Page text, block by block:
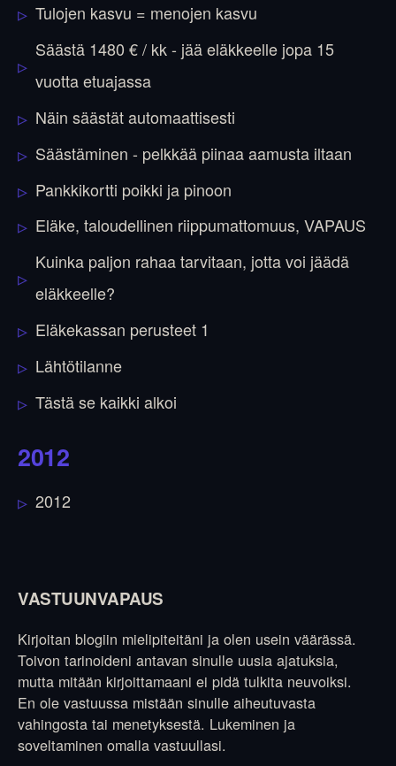
Tulojen kasvu = menojen kasvu
Säästä 1480 € / kk - jää eläkkeelle jopa 15
vuotta etuajassa
Näin säästät automaattisesti
Säästäminen - pelkkää piinaa aamusta iltaan
Pankkikortti poikki ja pinoon
Eläke, taloudellinen riippumattomuus, VAPAUS
Kuinka paljon rahaa tarvitaan, jotta voi jäädä
eläkkeelle?
Eläkekassan perusteet 1
Lähtötilanne
Tästä se kaikki alkoi
2012
2012
VASTUUNVAPAUS
Kirjoitan blogiin mielipiteitäni ja olen usein väärässä.
Toivon tarinoideni antavan sinulle uusia ajatuksia,
mutta mitään kirjoittamaani ei pidä tulkita neuvoiksi.
En ole vastuussa mistään sinulle aiheutuvasta
vahingosta tai menetyksestä. Lukeminen ja
soveltaminen omalla vastuullasi.